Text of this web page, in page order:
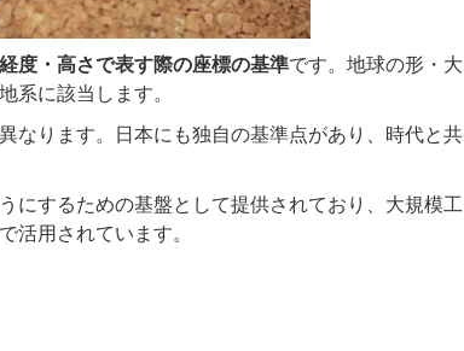
度・高さで表す際の座標の基準です。地球の形・大
系に該当します。
なります。日本にも独自の基準点があり、時代と共
にするための基盤として提供されており、大規模工
活用されています。